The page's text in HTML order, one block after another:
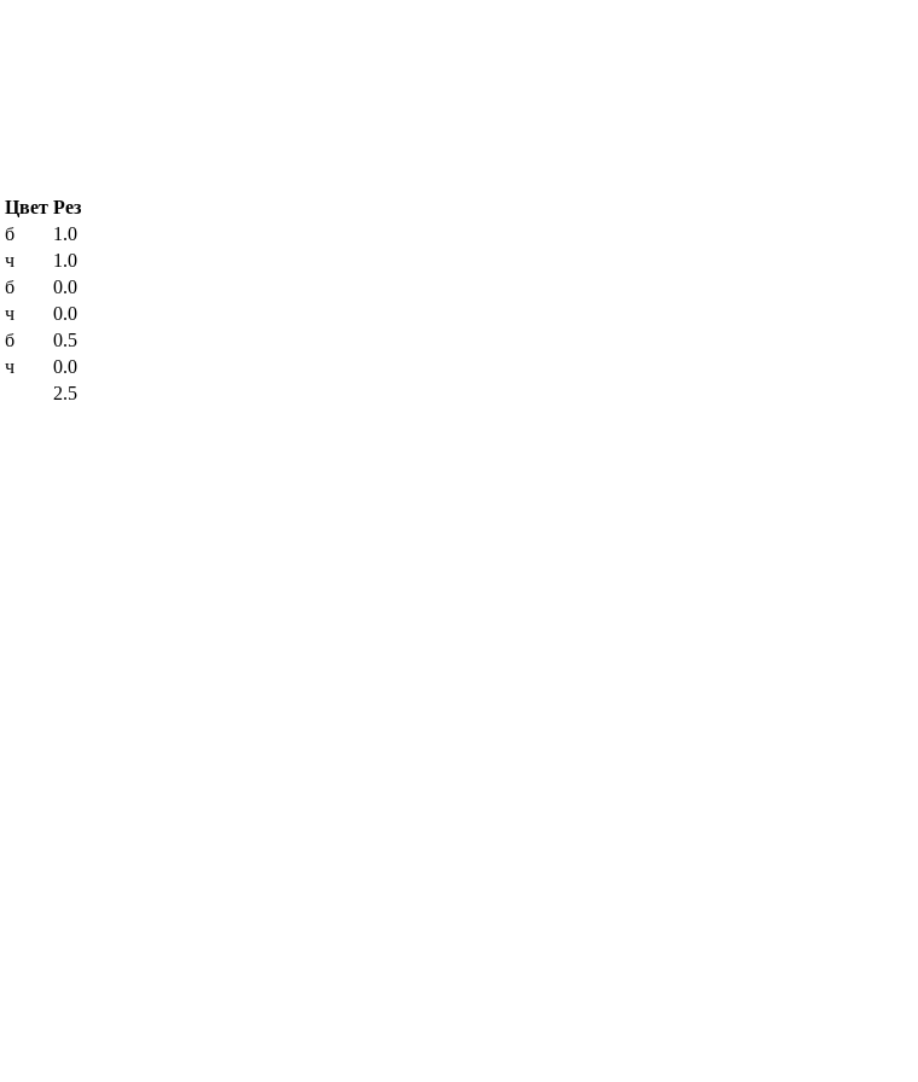
Цвет Рез
б
1.0
ч
1.0
б
0.0
ч
0.0
б
0.5
ч
0.0
2.5